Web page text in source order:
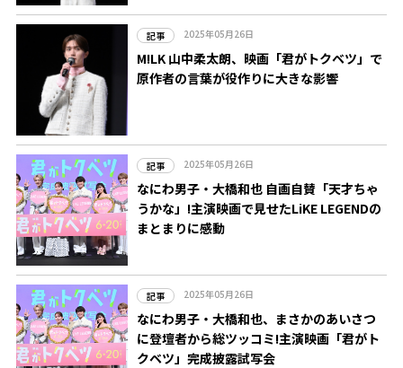
記事 2025年05月26日
M!LK 山中柔太朗、映画「君がトクベツ」で
原作者の言葉が役作りに大きな影響
記事 2025年05月26日
なにわ男子・大橋和也 自画自賛「天才ちゃ
うかな」!主演映画で見せたLiKE LEGENDの
まとまりに感動
記事 2025年05月26日
なにわ男子・大橋和也、まさかのあいさつ
に登壇者から総ツッコミ!主演映画「君がト
クベツ」完成披露試写会